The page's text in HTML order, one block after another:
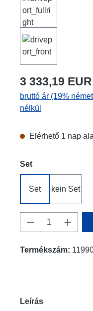
3 333,19 EUR
bruttó ár (19%
nélkül
Elérhető 1 nap
Válasszon
Set
Set kein Set
Termékszám:
Leírás